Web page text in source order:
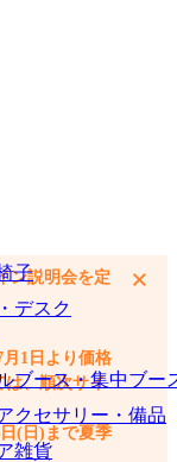
子
デスク
ブース・集中ブー
クセサリー・備品
雑貨
きます
ン説明会を定
1日より価格
は、順次サイ
(日)まで夏季
×